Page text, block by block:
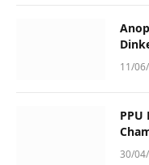
11/
PPU
30/